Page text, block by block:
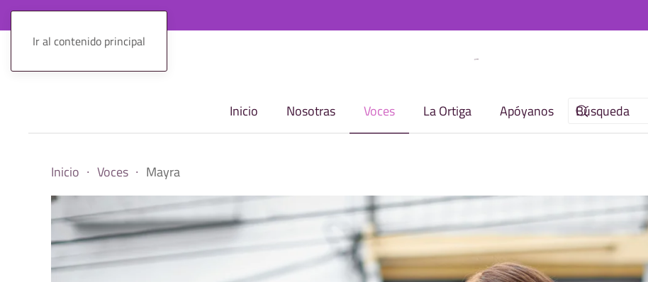
Ir al contenido principal
Inicio Nosotras Voces La Ortiga Apóyanos
Inicio Voces Mayra